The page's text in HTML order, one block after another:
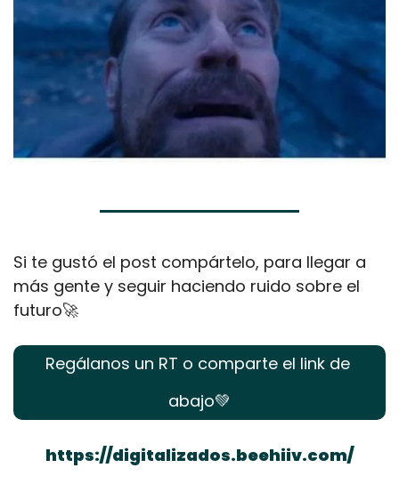
Si te gustó el post compártelo, para llegar a
más gente y seguir haciendo ruido sobre el
futuro🚀
Regálanos un RT o comparte el link de
abajo💚
https://digitalizados.beehiiv.com/